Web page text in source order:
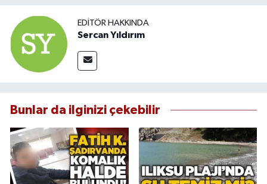
EDITÖR HAKKINDA
Sercan Yıldırım
Bunlar da ilginizi çekebilir